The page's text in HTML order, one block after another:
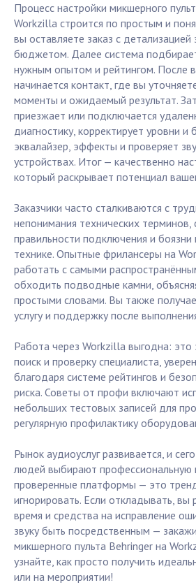
Процесс настройки микшерного
Workzilla строится по простым и
вы оставляете заказ с
бюджетом. Далее система
нужным опытом и рейтингом. После
начинается контакт, где вы
моменты и ожидаемый результат.
приезжает или подключается
диагностику, корректирует уровни и
эквалайзер, эффекты и проверяет
устройствах. Итог — качественно
который раскрывает потенциал
Заказчики часто сталкиваются с
непонимания технических терминов,
правильности подключения и боязни
технике. Опытные фрилансеры на
работать с самыми
обходить подводные камни,
простыми словами. Вы также
услугу и поддержку после
Работа через Workzilla выгодна:
поиск и проверку специалиста,
благодаря системе рейтингов и
риска. Советы от профи включают
небольших тестовых записей для
регулярную профилактику
Рынок аудиоуслуг развивается, и
людей выбирают профессиональную
проверенные платформы — это
игнорировать. Если откладывать, вы
время и средства на исправление
звуку быть посредственным —
микшерного пульта Behringer на
узнайте, как просто получить
или на мероприятии!